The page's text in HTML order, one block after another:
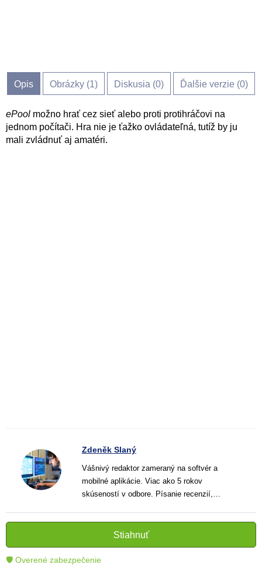
Opis Obrázky (1) Diskusia (0) Ďalšie verzie (0)
ePool možno hrať cez sieť alebo proti protihráčovi na
jednom počítači. Hra nie je ťažko ovládateľná, tutíž by ju
mali zvládnuť aj amatéri.
Zdeněk Slaný
Vášnivý redaktor zameraný na softvér a
mobilné aplikácie. Viac ako 5 rokov
skúseností v odbore. Písanie recenzií,
informatívnych textov, ktoré pomáhajú
čitateľom lepšie porozumieť a využiť moderné
technológie.
Stiahnuť
🛡 Overené zabezpečenie